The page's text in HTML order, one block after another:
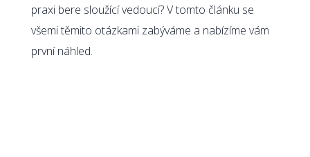
praxi bere sloužící vedoucí? V tomto článku se
všemi těmito otázkami zabýváme a nabízíme vám
první náhled.